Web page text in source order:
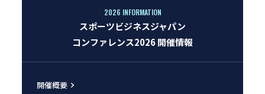
2026 INFORMATION
スポーツビジネスジャパン
コンファレンス2026 開催情報
開催概要